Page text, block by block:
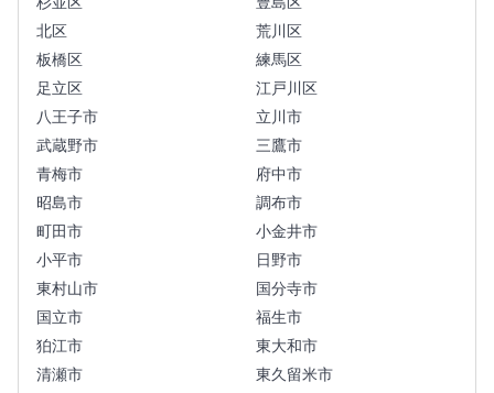
北区
荒川区
板橋区
練馬区
足立区
江戸川区
八王子市
立川市
武蔵野市
三鷹市
青梅市
府中市
昭島市
調布市
町田市
小金井市
小平市
日野市
東村山市
国分寺市
国立市
福生市
狛江市
東大和市
清瀬市
東久留米市